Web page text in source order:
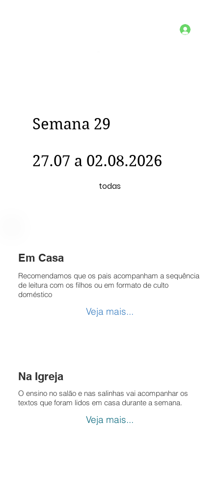
Semana 29
27.07 a 02.08.2026
todas
Em Casa
Veja mais...
Recomendamos que os pais acompanham a sequência
de leitura com os filhos ou em formato de culto
doméstico
Na Igreja
Veja mais...
O ensino no salão e nas salinhas vai acompanhar os
textos que foram lidos em casa durante a semana.